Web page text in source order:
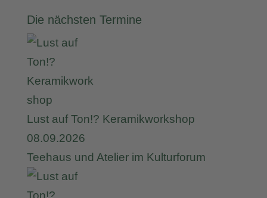
Die nächsten Termine
Lust auf Ton!? Keramikworkshop
08.09.2026
Teehaus und Atelier im Kulturforum